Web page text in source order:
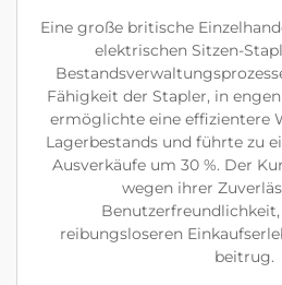
Eine große britische
elektrischen Sitzen-
Fähigkeit der Stapler, in
ermöglichte eine effizientere
Lagerbestands und führte zu
Ausverkäufe um 30 %. Der
wegen ihrer
reibungsloseren
beitrug.